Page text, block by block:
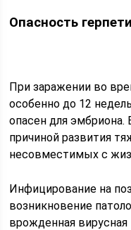
Опасность
При заражении во
особенно до 12
опасен для
причиной развития
несовместимых с
Инфицирование на
возникновение
врожденная